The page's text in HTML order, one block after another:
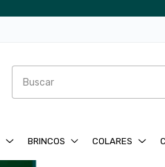
BRINCOS COLARES